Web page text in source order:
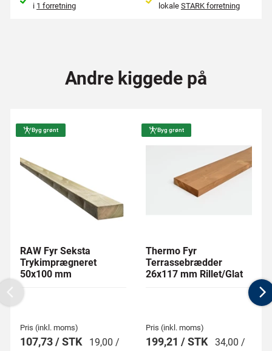
i 1 forretning
lokale STARK forretning
Andre kiggede på
Byg grønt
RAW Fyr Seksta
Trykimprægneret
50x100 mm
Pris (inkl. moms)
107,73 / STK
19,00 /
Byg grønt
Thermo Fyr
Terrassebrædder
26x117 mm Rillet/Glat
Pris (inkl. moms)
199,21 / STK 34,00 /
Previous